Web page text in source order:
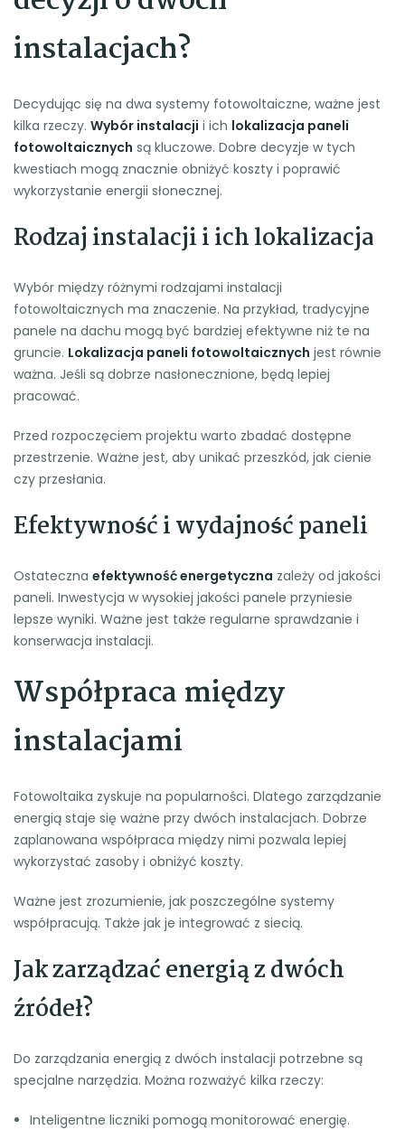
instalacjach?
Decydując się na dwa systemy fotowoltaiczne, ważne jest
kilka rzeczy. Wybór instalacji i ich lokalizacja paneli
fotowoltaicznych są kluczowe. Dobre decyzje w tych
kwestiach mogą znacznie obniżyć koszty i poprawić
wykorzystanie energii słonecznej.
Rodzaj instalacji i ich lokalizacja
Wybór między różnymi rodzajami instalacji
fotowoltaicznych ma znaczenie. Na przykład, tradycyjne
panele na dachu mogą być bardziej efektywne niż te na
gruncie. Lokalizacja paneli fotowoltaicznych jest równie
ważna. Jeśli są dobrze nasłonecznione, będą lepiej
pracować.
Przed rozpoczęciem projektu warto zbadać dostępne
przestrzenie. Ważne jest, aby unikać przeszkód, jak cienie
czy przesłania.
Efektywność i wydajność paneli
Ostateczna efektywność energetyczna zależy od jakości
paneli. Inwestycja w wysokiej jakości panele przyniesie
lepsze wyniki. Ważne jest także regularne sprawdzanie i
konserwacja instalacji.
Współpraca między
instalacjami
Fotowoltaika zyskuje na popularności. Dlatego zarządzanie
energią staje się ważne przy dwóch instalacjach. Dobrze
zaplanowana współpraca między nimi pozwala lepiej
wykorzystać zasoby i obniżyć koszty.
Ważne jest zrozumienie, jak poszczególne systemy
współpracują. Także jak je integrować z siecią.
Jak zarządzać energią z dwóch
źródeł?
Do zarządzania energią z dwóch instalacji potrzebne są
specjalne narzędzia. Można rozważyć kilka rzeczy:
Inteligentne liczniki pomogą monitorować energię.